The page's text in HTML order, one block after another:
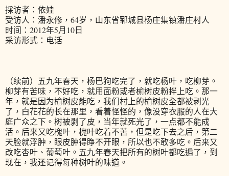
採访者：依娃
受访人：潘永修，64岁，山东省郓城县杨庄集镇潘庄村人
时间：2012年5月10日
采访形式：电话
（续前）五九年春天，杨巴狗吃完了，就吃杨叶，吃柳芽。
柳芽有苦味，不好吃，就用面粉或者榆树皮粉拌上吃。那一
年，就是因为榆树皮能吃，我们村上的榆树皮全都被剥光
了，白花花的长在那里，看着怪怪的，像没穿衣服的人在大
庭广众之下。树被剥了皮，当年就死光了，一点都不能成
活。后来又吃槐叶，槐叶吃着不苦，但是吃下去之后，第二
天脸就浮肿，眼皮肿得睁不开眼，所以也不敢多吃。后来又
改吃杏叶、葡萄叶。五九年春天把所有的树叶都吃遍了，到
现在，我还记得每种树叶的味道。